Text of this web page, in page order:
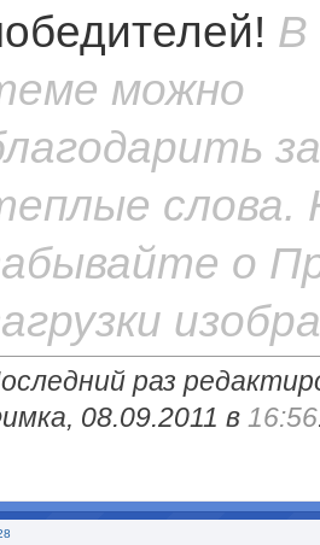
В
можно
за
слова.
о
раз
08.09.2011 в 16:56